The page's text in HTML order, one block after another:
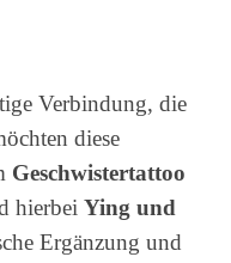
Verbindung, die
diese
Geschwistertattoo
hierbei Ying und
Ergänzung und